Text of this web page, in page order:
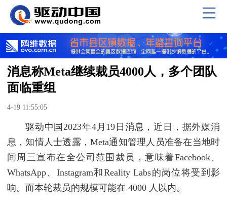
消息称Meta继续裁员4000人，多个团队
面临重组
4-19 11:55:05
驱动中国2023年4月19日消息，近日，据外媒消
息，知情人士透露，Meta通知管理人员准备在当地时
间周三宣布在全公司范围裁员，意味着Facebook、
WhatsApp、Instagram和Reality Labs的岗位将受到影
响。而本轮裁员的规模可能在 4000 人以内。